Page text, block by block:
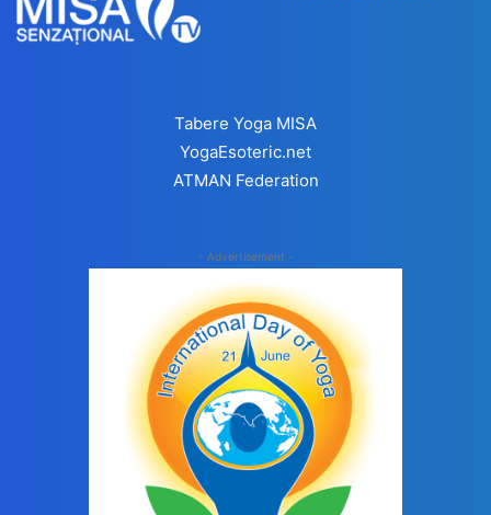
Tabere Yoga MISA
YogaEsoteric.net
ATMAN Federation
- Advertisement -